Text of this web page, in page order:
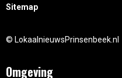
Sitemap
© LokaalnieuwsPrinsenbeek.nl
Omgeving